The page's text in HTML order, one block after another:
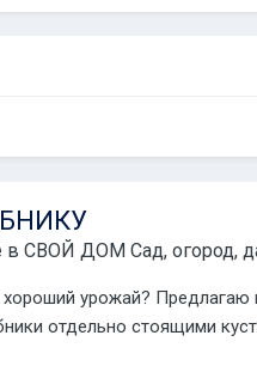
в СВОЙ ДОМ Сад, огород,
хороший урожай?
отдельно стоящими